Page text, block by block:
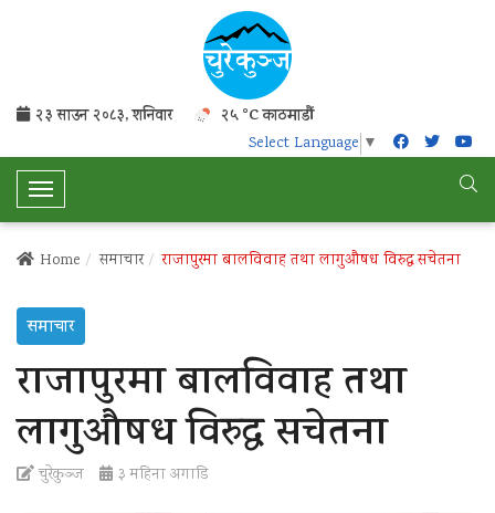
२३ साउन २०८३, शनिवार २५ °C काठमाडौं
Select Language ▼
T
o
e
N
a
a
Home समाचार राजापुरमा बालविवाह तथा लागुऔषध विरुद्ध सचेतना
समाचार
राजापुरमा बालविवाह तथा
लागुऔषध विरुद्ध सचेतना
चुरेकुञ्ज ३ महिना अगाडि